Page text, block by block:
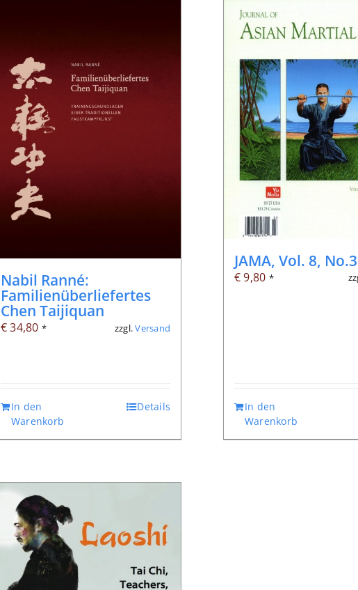
Nabil Ranné:
Familienüberliefertes
Chen Taijiquan
€34,80 * zzgl.Versand
In den
Warenkorb
Details
JAMA, Vol. 8, No.3
€9,80 *
In den
Warenkorb